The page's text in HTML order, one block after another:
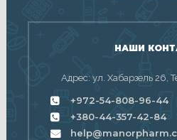
НАШИ
Адрес: ул. Хабарзель 26,
+972-54-808-96-44
+380-44-357-42-84